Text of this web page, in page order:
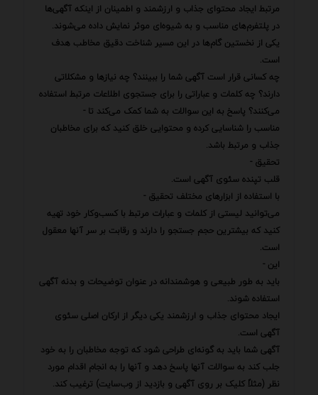
مرتبط ایجاد محتوای جذاب و ارزشمند و اطمینان از اینکه آگهی‌ها
در پلتفرم‌های مناسب و به شیوه‌ای موثر نمایش داده می‌شوند.
یکی از نخستین گام‌ها در این مسیر شناخت دقیق مخاطب هدف
است.
چه کسانی قرار است آگهی شما را ببینند؟ چه نیازها و مشکلاتی
دارند؟ چه کلمات و عباراتی را برای جستجوی اطلاعات مرتبط استفاده
می‌کنند؟ پاسخ به این سوالات به شما کمک می‌کند تا -
مناسب را شناسایی کرده و محتوایی خلق کنید که برای مخاطبان
جذاب و مرتبط باشد.
تحقیق -
قلب تپنده سئوی آگهی است.
با استفاده از ابزارهای مختلف تحقیق -
می‌توانید لیستی از کلمات و عبارات مرتبط با کسب‌وکار خود تهیه
کنید که بیشترین حجم جستجو را دارند و رقابت بر سر آنها معقول
است.
این -
باید به طور طبیعی و هوشمندانه در عنوان توضیحات و بدنه آگهی
استفاده شوند.
ایجاد محتوای جذاب و ارزشمند یکی دیگر از ارکان اصلی سئوی
آگهی است.
آگهی شما باید به گونه‌ای طراحی شود که توجه مخاطبان را به خود
جلب کند به سوالات آنها پاسخ دهد و آنها را به انجام اقدام مورد
نظر (مثلاً کلیک بر روی آگهی و بازدید از وب‌سایت) ترغیب کند.